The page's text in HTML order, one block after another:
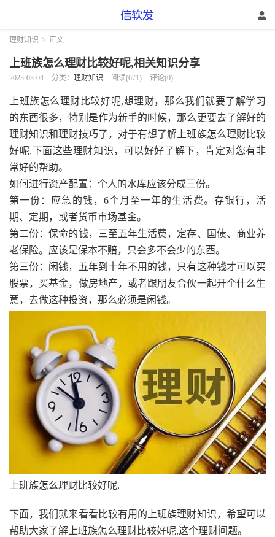
理财知识 > 正文
上班族怎么理财比较好呢,相关知识分享
2023-03-04 分类： 理财知识 阅读(671) 评论(0)
上班族怎么理财比较好呢,想理财，那么我们就要了解学习
的东西很多，特别是作为新手的时候，那么更要去了解好的
理财知识和理财技巧了，对于有想了解上班族怎么理财比较
好呢,下面这些理财知识，可以好好了解下，肯定对您有非
常好的帮助。
如何进行资产配置：个人的水库应该分成三份。
第一份：应急的钱，6个月至一年的生活费。存银行，活
期、定期，或者货币市场基金。
第二份：保命的钱，三至五年生活费，定存、国债、商业养
老保险。应该是保本不赔，只会多不会少的东西。
第三份：闲钱，五年到十年不用的钱，只有这种钱才可以买
股票，买基金，做房地产，或者跟朋友合伙一起开个什么生
意，去做这种投资，那么必须是闲钱。
上班族怎么理财比较好呢,
下面，我们就来看看比较有用的上班族理财知识，希望可以
帮助大家了解上班族怎么理财比较好呢,这个理财问题。